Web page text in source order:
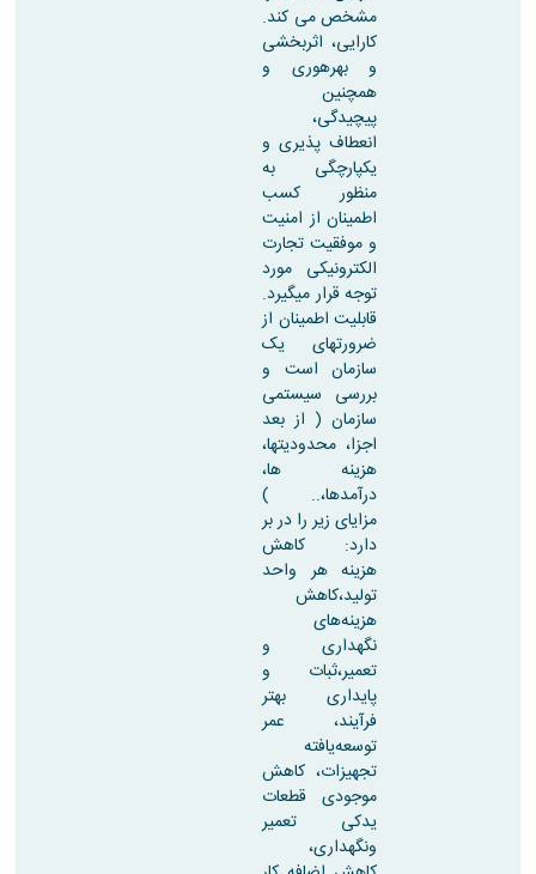
مشخص می کند.
کارایی، اثربخشی
و بهره­وری و
همچنین
پیچیدگی،
انعطاف پذیری و
یکپارچگی به
منظور کسب
اطمینان از امنیت
و موفقیت تجارت
الکترونیکی مورد
توجه قرار میگیرد.
قابلیت اطمینان از
ضرورتهای یک
سازمان است و
بررسی سیستمی
سازمان ( از بعد
اجزا، محدودیتها،
هزینه ها،
درآمدها،.. )
مزایای زیر را در بر
دارد: کاهش
هزینه هر واحد
تولید،کاهش
هزینه‌های
نگهداری و
تعمیر،ثبات و
پایداری بهتر
فرآیند، عمر
توسعه‌یافته
تجهیزات، کاهش
موجودی قطعات
یدکی تعمیر
ونگهداری،